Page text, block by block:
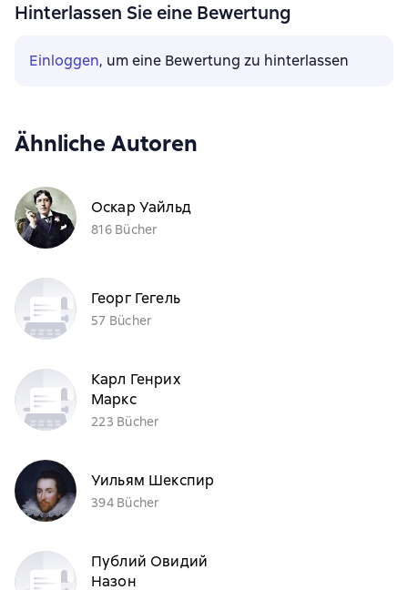
Hinterlassen Sie eine Bewertung
Einloggen, um eine Bewertung zu hinterlassen
Ähnliche Autoren
Оскар Уайльд
816 Bücher
Георг Гегель
57 Bücher
Карл Генрих
Маркс
223 Bücher
Уильям Шекспир
394 Bücher
Публий Овидий
Назон